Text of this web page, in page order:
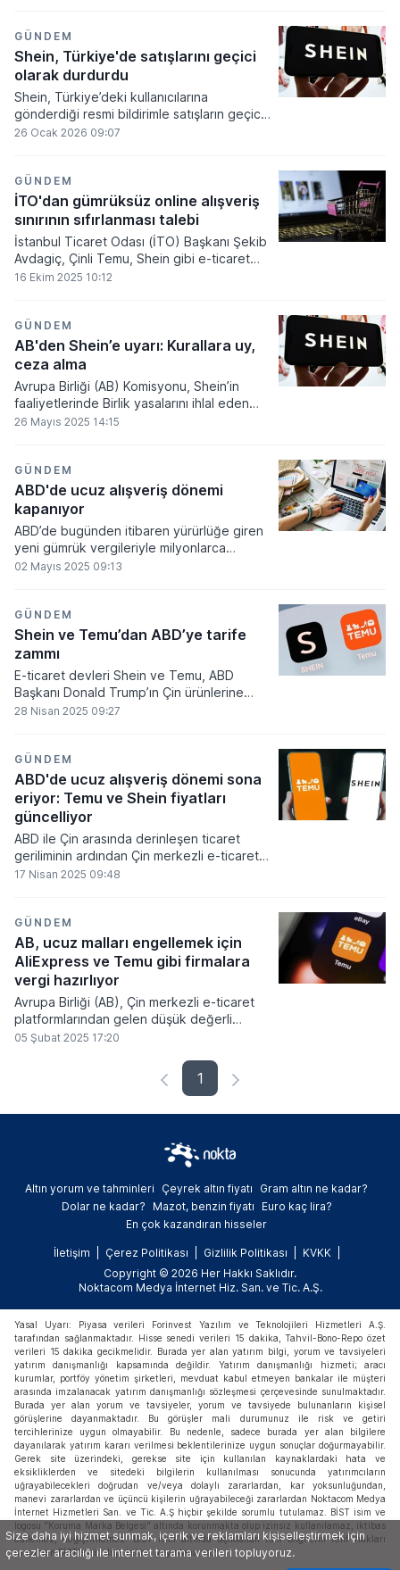
yeniden konumlanma adımı olarak
görülmesi gerektiğini söyledi.
GÜNDEM
Shein, Türkiye'de satışlarını geçici
olarak durdurdu
Shein, Türkiye’deki kullanıcılarına
gönderdiği resmi bildirimle satışların geçici
süreyle askıya alındığını duyurdu.
26 Ocak 2026 09:07
GÜNDEM
İTO'dan gümrüksüz online alışveriş
sınırının sıfırlanması talebi
İstanbul Ticaret Odası (İTO) Başkanı Şekib
Avdagiç, Çinli Temu, Shein gibi e-ticaret
sitelerinden alışverişin, kişilerin kendi
tehlike. Teorik olarak hepsi şahsi ihtiyaç da
olsa buna bir önlem almak lazım. Burada
gümrüksüz online alışveriş sınırı 30 euroya
indirildi. Biz bunun sıfıra indirilmesini
istiyoruz." dedi.
16 Ekim 2025 10:12
GÜNDEM
AB'den Shein’e uyarı: Kurallara uy,
ceza alma
Avrupa Birliği (AB) Komisyonu, Shein’in
faaliyetlerinde Birlik yasalarını ihlal eden
uygulamalara yer verdiğini belirterek, bu
26 Mayıs 2025 14:15
GÜNDEM
ABD'de ucuz alışveriş dönemi
kapanıyor
ABD’de bugünden itibaren yürürlüğe giren
yeni gümrük vergileriyle milyonlarca
tüketiciyi doğrudan etkileyecek bir dönem
alışverişinde ciddi fiyat artışlarını
beraberinde getirecek.
02 Mayıs 2025 09:13
GÜNDEM
Shein ve Temu’dan ABD’ye tarife
zammı
E-ticaret devleri Shein ve Temu, ABD
Başkanı Donald Trump’ın Çin ürünlerine
yönelik uygulamaya koyduğu yeni tarifeler
28 Nisan 2025 09:27
GÜNDEM
ABD'de ucuz alışveriş dönemi sona
eriyor: Temu ve Shein fiyatları
güncelliyor
ABD ile Çin arasında derinleşen ticaret
geriliminin ardından Çin merkezli e-ticaret
devleri Temu ve Shein, Amerika’daki
17 Nisan 2025 09:48
GÜNDEM
AB, ucuz malları engellemek için
AliExpress ve Temu gibi firmalara
vergi hazırlıyor
Avrupa Birliği (AB), Çin merkezli e-ticaret
platformlarından gelen düşük değerli
ürünlere yönelik denetimleri artırmayı ve bu
05 Şubat 2025 17:20
1
Altın yorum ve tahminleri Çeyrek altın fiyatı
Gram altın ne kadar?
Dolar ne kadar?
Mazot, benzin fiyatı
Euro kaç lira?
En çok kazandıran hisseler
İletişim Çerez Politikası Gizlilik Politikası
KVKK
Copyright © 2026 Her Hakkı Saklıdır.
Noktacom Medya İnternet Hiz. San. ve Tic. A.Ş.
Yasal Uyarı: Piyasa verileri Forinvest Yazılım ve Teknolojileri Hizmetleri A.Ş.
tarafından sağlanmaktadır. Hisse senedi verileri 15 dakika, Tahvil-Bono-Repo özet
verileri 15 dakika gecikmelidir. Burada yer alan yatırım bilgi, yorum ve tavsiyeleri
yatırım danışmanlığı kapsamında değildir. Yatırım danışmanlığı hizmeti; aracı
kurumlar, portföy yönetim şirketleri, mevduat kabul etmeyen bankalar ile müşteri
arasında imzalanacak yatırım danışmanlığı sözleşmesi çerçevesinde sunulmaktadır.
Burada yer alan yorum ve tavsiyeler, yorum ve tavsiyede bulunanların kişisel
görüşlerine dayanmaktadır. Bu görüşler mali durumunuz ile risk ve getiri
tercihlerinize uygun olmayabilir. Bu nedenle, sadece burada yer alan bilgilere
dayanılarak yatırım kararı verilmesi beklentilerinize uygun sonuçlar doğurmayabilir.
Gerek site üzerindeki, gerekse site için kullanılan kaynaklardaki hata ve
eksikliklerden ve sitedeki bilgilerin kullanılması sonucunda yatırımcıların
uğrayabilecekleri doğrudan ve/veya dolaylı zararlardan, kar yoksunluğundan,
manevi zararlardan ve üçüncü kişilerin uğrayabileceği zararlardan Noktacom Medya
İnternet Hizmetleri San. ve Tic. A.Ş hiçbir şekilde sorumlu tutulamaz. BİST isim ve
logosu "Koruma Marka Belgesi" altında korunmakta olup izinsiz kullanılamaz, iktibas
edilemez, değiştirilemez. BİST ismi altında açıklanan tüm bilgilerin telif hakları
tamamen BİST'e ait olup, tekrar yayınlanamaz.
Size daha iyi hizmet sunmak, içerik ve reklamları kişiselleştirmek için
çerezler aracılığı ile internet tarama verileri topluyoruz.